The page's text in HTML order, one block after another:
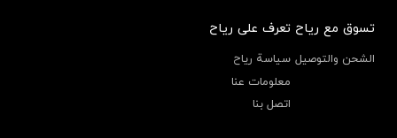
تسوق مع رياح
الشحن والتوصيل
تعرف على رياح
سياسة رياح
معلومات عنا
اتصل بنا